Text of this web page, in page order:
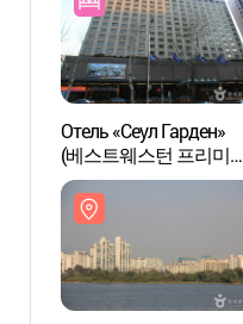
Отель «Сеул Гарден»
(베스트웨스턴 프리미어
서울가든호텔)